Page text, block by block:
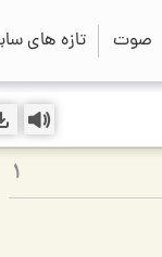
صوت تازه های
1